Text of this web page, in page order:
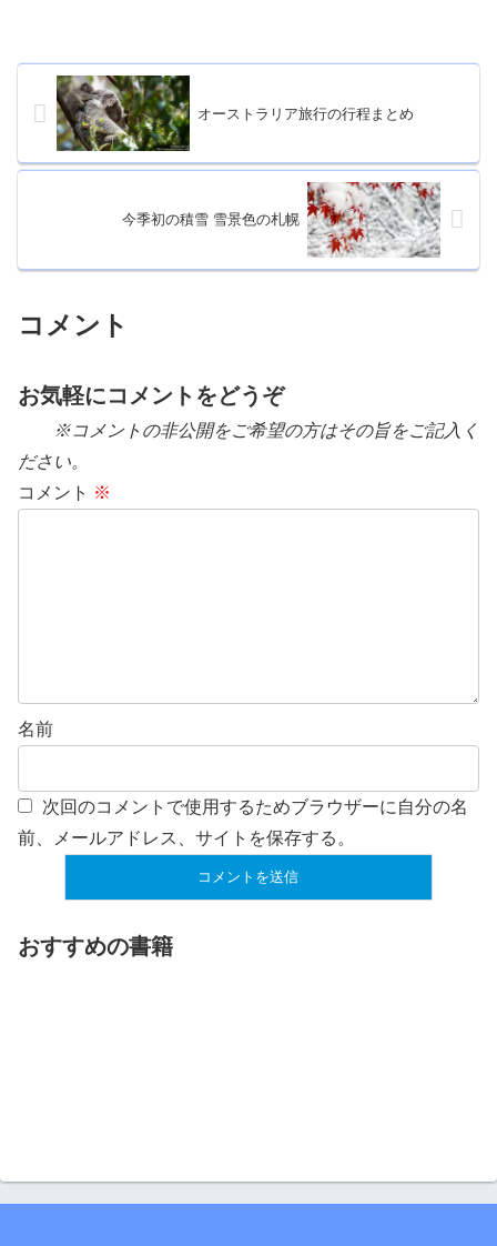
オーストラリア旅行の行程まとめ
今季初の積雪 雪景色の札幌
コメント
お気軽にコメントをどうぞ
※コメントの非公開をご希望の方はその旨をご記入く
ださい。
コメント ※
名前
次回のコメントで使用するためブラウザーに自分の名
前、メールアドレス、サイトを保存する。
おすすめの書籍